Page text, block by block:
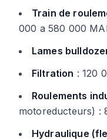
Train de
000 a 580 000
Lames
Filtration : 120
Roulements
motoreducteurs) :
Hydraulique